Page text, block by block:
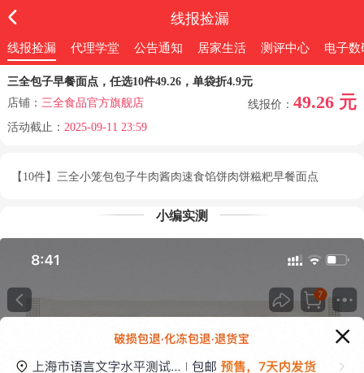
线报捡漏
线报捡漏 代理学堂 公告通知 居家生活 测评中心 电子数
三全包子早餐面点，任选10件49.26，单袋折4.9元
店铺： 三全食品官方旗舰店 线报价： 49.26 元
活动截止： 2025-09-11 23:59
【10件】三全小笼包包子牛肉酱肉速食馅饼肉饼糍粑早餐面点
小编实测